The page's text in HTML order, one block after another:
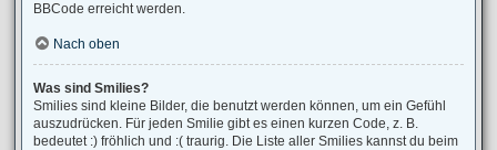
BBCode erreicht werden.
Nach oben
Was sind Smilies?
Smilies sind kleine Bilder, die benutzt werden können, um ein Gefühl
auszudrücken. Für jeden Smilie gibt es einen kurzen Code, z. B.
bedeutet :) fröhlich und :( traurig. Die Liste aller Smilies kannst du beim